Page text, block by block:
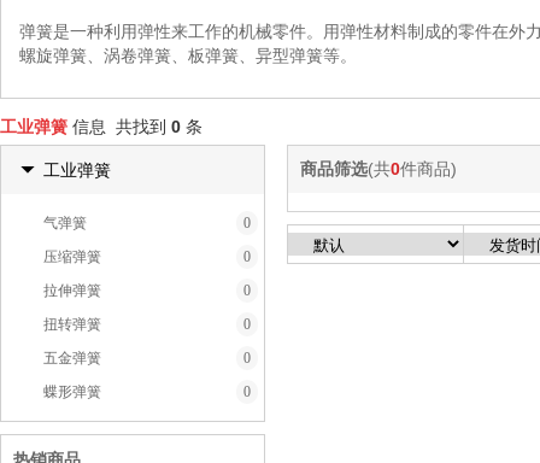
弹簧是一种利用弹性来工作的机械零件。用弹性材料制成的零件在外
螺旋弹簧、涡卷弹簧、板弹簧、异型弹簧等。
工业弹簧 信息 共找到 0 条
商品筛选(共0件商品)
工业弹簧
气弹簧
0
压缩弹簧
0
拉伸弹簧
0
扭转弹簧
0
五金弹簧
0
蝶形弹簧
0